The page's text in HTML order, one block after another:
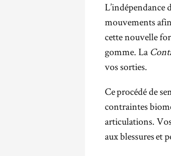
L’indépendance
mouvements
cette nouvelle
gomme. La
vos sorties.
Ce procédé de
contraintes
articulations.
aux blessures et